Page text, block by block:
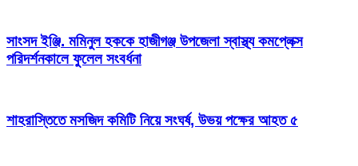
সাংসদ ইঞ্জি. মমিনুল হককে হাজীগঞ্জ উপজেলা স্বাস্থ্য কমপ্লেক্স
পরিদর্শনকালে ফুলেল সংবর্ধনা
শাহরাস্তিতে মসজিদ কমিটি নিয়ে সংঘর্ষ, উভয় পক্ষের আহত ৫